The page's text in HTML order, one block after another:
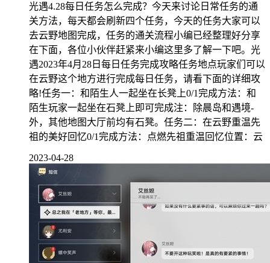
光遇4.28每日任务怎么完成？今天来讨论日常任务的通
关方法，每天都会刷新四个任务，今天的任务大家可以
去云野地图完成，任务的通关流程小编已经整理好分享
在下面，各位小伙伴赶紧来小编这里多了解一下吧。光
遇2023年4月28日每日任务完成攻略任务地点玩家们可以
在云野这个地方进行完成每日任务，请看下面的详细攻
略!任务一：和陌生人一起坐在长凳上0/1完成方法：和
陌生玩家一起坐在石凳上即可完成注：除晨岛和遇境-
外，其他地图大厅前均有石凳。任务二：在云野重温先
祖的美好回忆0/1完成方法：点燃先祖重温回忆位置：云
2023-04-28